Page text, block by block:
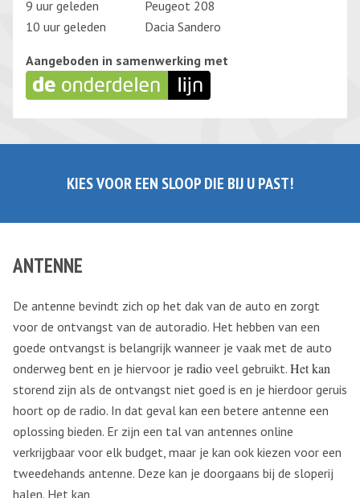
9 uur geleden
Peugeot 208
10 uur geleden
Dacia Sandero
Aangeboden in samenwerking met
KIES VOOR EEN SLOOP DIE BIJ U PAST!
ANTENNE
De antenne bevindt zich op het dak van de auto en zorgt
voor de ontvangst van de autoradio. Het hebben van een
goede ontvangst is belangrijk wanneer je vaak met de auto
onderweg bent en je hiervoor je radio veel gebruikt. Het kan
storend zijn als de ontvangst niet goed is en je hierdoor geruis
hoort op de radio. In dat geval kan een betere antenne een
oplossing bieden. Er zijn een tal van antennes online
verkrijgbaar voor elk budget, maar je kan ook kiezen voor een
tweedehands antenne. Deze kan je doorgaans bij de sloperij
halen. Het kan